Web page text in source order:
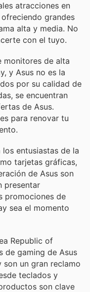
atracciones en
ofreciendo grandes
alta y media. No
con el tuyo.
monitores de alta
y Asus no es la
por su calidad de
se encuentran
de Asus.
para renovar tu
los entusiastas de la
tarjetas gráficas,
de Asus son
presentar
promociones de
sea el momento
Republic of
de gaming de Asus
un gran reclamo
teclados y
son clave